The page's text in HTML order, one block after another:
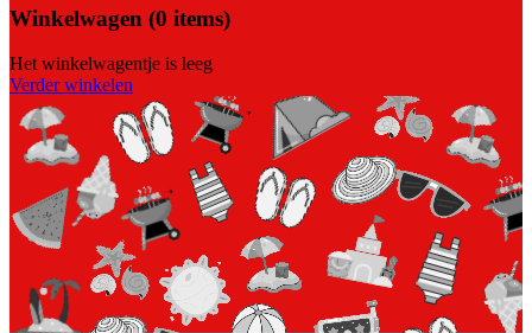
Winkelwagen (0 items)
Het winkelwagentje is leeg
Verder winkelen